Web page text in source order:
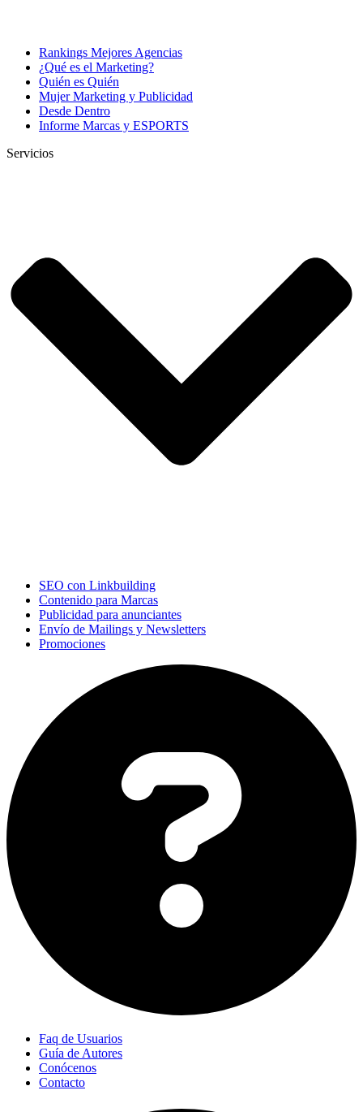
Rankings Mejores Agencias
¿Qué es el Marketing?
Quién es Quién
Mujer Marketing y Publicidad
Desde Dentro
Informe Marcas y ESPORTS
Servicios
SEO con Linkbuilding
Contenido para Marcas
Publicidad para anunciantes
Envío de Mailings y Newsletters
Promociones
Faq de Usuarios
Guía de Autores
Conócenos
Contacto